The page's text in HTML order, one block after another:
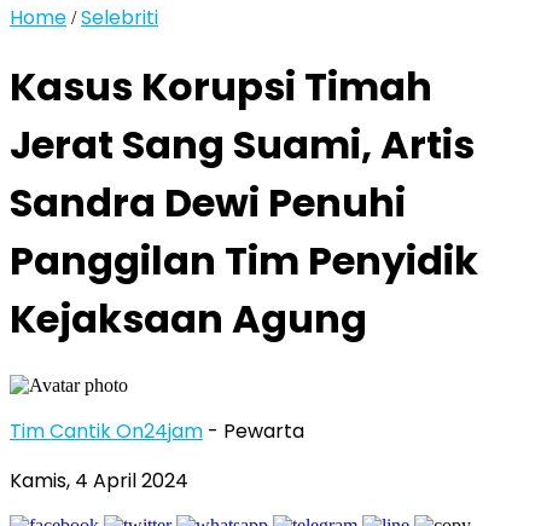
Home /Selebriti
Kasus Korupsi Timah
Jerat Sang Suami, Artis
Sandra Dewi Penuhi
Panggilan Tim Penyidik
Kejaksaan Agung
Tim Cantik On24jam - Pewarta
Kamis, 4 April 2024